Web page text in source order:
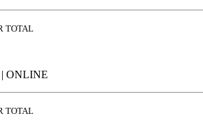
TOTAL
ONLINE
TOTAL